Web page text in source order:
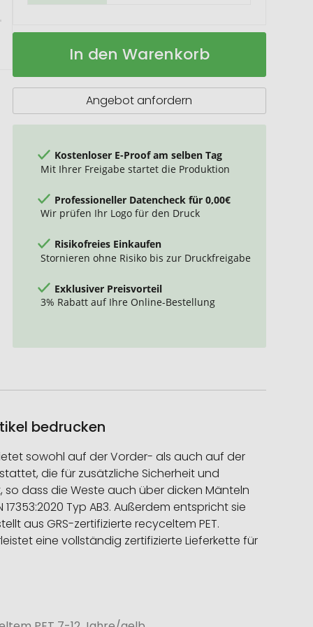
Sicherheitsweste
recyceltem
Auf
In den Warenkorb
Angebot anfordern
Kostenloser E-Proof am selben Tag
Mit Ihrer Freigabe startet die Produktion
Professioneller Datencheck für 0,00€
Wir prüfen Ihr Logo für den Druck
Risikofreies Einkaufen
Stornieren ohne Risiko bis zur Druckfreigabe
Exklusiver Preisvorteil
3% Rabatt auf Ihre Online-Bestellung
bedrucken
sowohl auf der Vorder- als auch auf der
die für zusätzliche Sicherheit und
dass die Weste auch über dicken Mänteln
Typ AB3. Außerdem entspricht sie
aus GRS-zertifizierte recyceltem PET.
eine vollständig zertifizierte Lieferkette für